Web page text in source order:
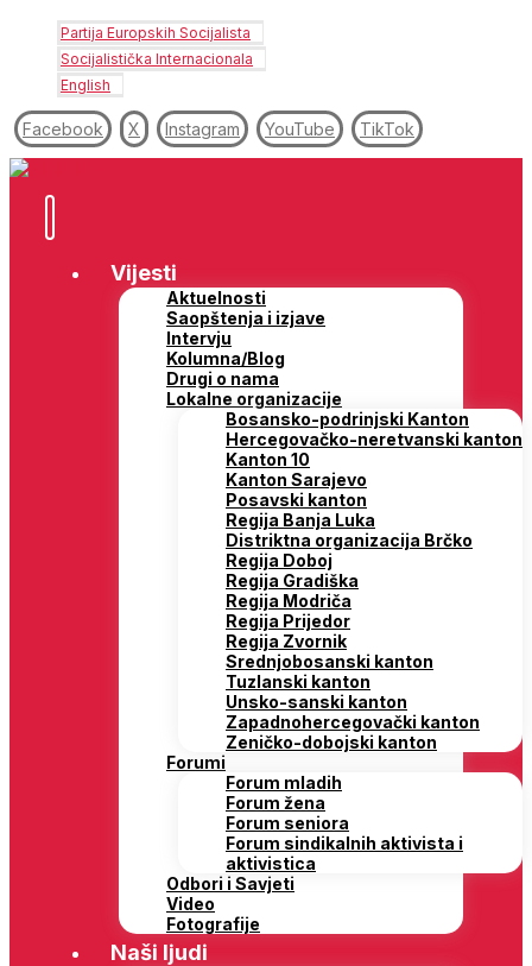
Partija Europskih Socijalista
Socijalistička Internacionala
English
Facebook X Instagram YouTube TikTok
Vijesti
Aktuelnosti
Saopštenja i izjave
Intervju
Kolumna/Blog
Drugi o nama
Lokalne organizacije
Bosansko-podrinjski Kanton
Hercegovačko-neretvanski kanton
Kanton 10
Kanton Sarajevo
Posavski kanton
Regija Banja Luka
Distriktna organizacija Brčko
Regija Doboj
Regija Gradiška
Regija Modriča
Regija Prijedor
Regija Zvornik
Srednjobosanski kanton
Tuzlanski kanton
Unsko-sanski kanton
Zapadnohercegovački kanton
Zeničko-dobojski kanton
Forumi
Forum mladih
Forum žena
Forum seniora
Forum sindikalnih aktivista i
aktivistica
Odbori i Savjeti
Video
Fotografije
Naši ljudi